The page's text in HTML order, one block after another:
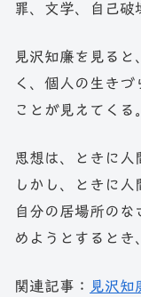
罪、文学、自己破
見沢知廉を見る
く、個人の生き
ことが見えてくる
思想は、ときに人
しかし、ときに人
自分の居場所の
めようとするとき
関連記事： 見沢知